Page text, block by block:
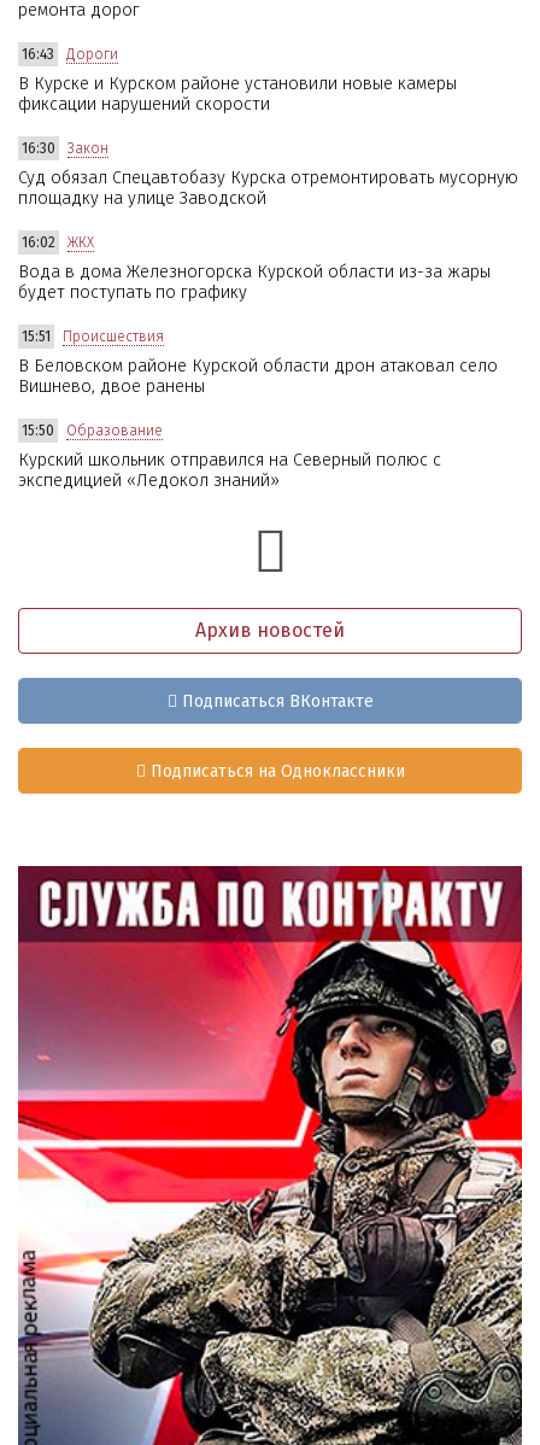
ремонта дорог
16:43 Дороги
В Курске и Курском районе установили новые камеры
фиксации нарушений скорости
16:30 Закон
Суд обязал Спецавтобазу Курска отремонтировать мусорную
площадку на улице Заводской
16:02 ЖКХ
Вода в дома Железногорска Курской области из-за жары
будет поступать по графику
15:51 Происшествия
В Беловском районе Курской области дрон атаковал село
Вишнево, двое ранены
15:50 Образование
Курский школьник отправился на Северный полюс с
экспедицией «Ледокол знаний»
Архив новостей
Подписаться ВКонтакте
Подписаться на Одноклассники